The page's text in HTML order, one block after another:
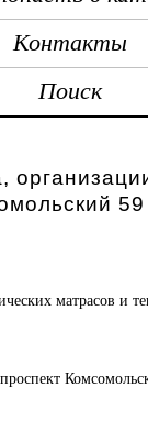
Контакты
Поиск
59
матрасов и